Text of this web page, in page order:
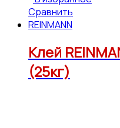
Сравнить
REINMANN
Клей
(25кг)